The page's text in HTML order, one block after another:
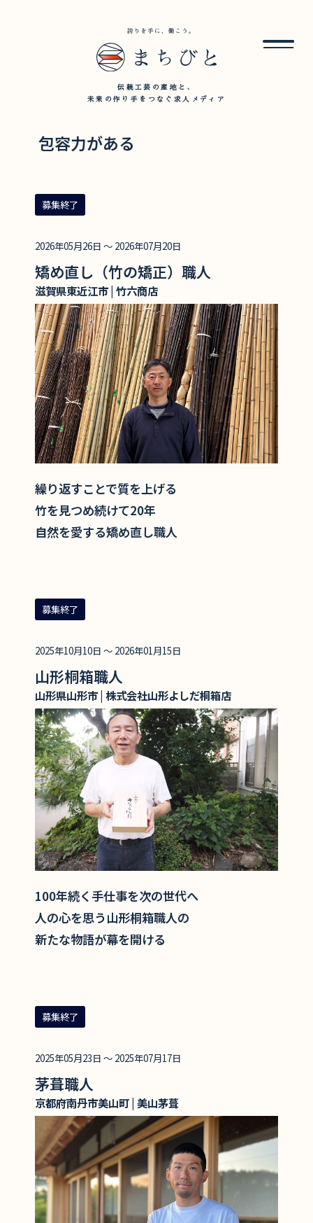
伝統工芸の産地と、
未来の作り手をつなぐ求人メディア
包容力がある
募集終了
2026年05月26日 ～ 2026年07月20日
矯め直し（竹の矯正）職人
滋賀県東近江市 | 竹六商店
繰り返すことで質を上げる
竹を見つめ続けて20年
自然を愛する矯め直し職人
募集終了
2025年10月10日 ～ 2026年01月15日
山形桐箱職人
山形県山形市 | 株式会社山形よしだ桐箱店
100年続く手仕事を次の世代へ
人の心を思う山形桐箱職人の
新たな物語が幕を開ける
募集終了
2025年05月23日 ～ 2025年07月17日
茅葺職人
京都府南丹市美山町 | 美山茅葺